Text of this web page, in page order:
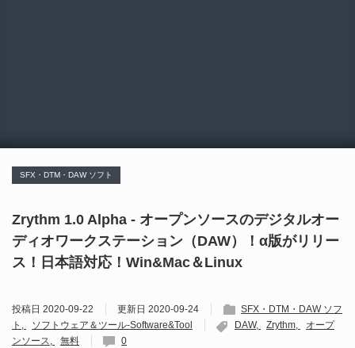
SFX・DTM・DAW ソフト
Zrythm 1.0 Alpha - オープンソースのデジタルオー
ディオワークステーション（DAW）！α版がリリー
ス！日本語対応！Win&Mac＆Linux
投稿日 2020-09-22 更新日 2020-09-24
SFX・DTM・DAW ソフ
ト
ソフトウェア＆ツール-Software&Tool DAW Zrythm
オープ
ンソース
無料 0